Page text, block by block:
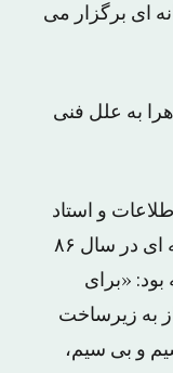
ای برگزار می
حال این امر در سال ۸۸ ظاهرا به علل فنی
و استاد
دانشگاه علم و صنعت ایران در مقاله ای در سال ۸۶
بود: «برای
به زیرساخت
و بی سیم،